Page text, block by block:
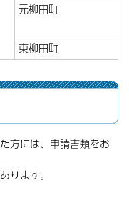
元柳田町
東柳田町
方には、申請書類をお
ります。